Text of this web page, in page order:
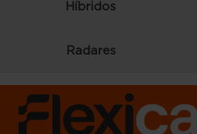
Híbridos
Radares